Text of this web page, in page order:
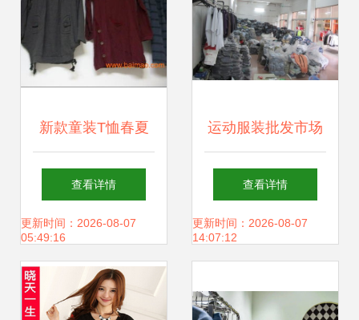
新款童装T恤春夏
热销 外贸库存批发
价格与厂家选择指
南
查看详情
更新时间：2026-08-07
05:49:16
运动服装批发市场
的个体经营之道 以
杨涛的经验为例
查看详情
更新时间：2026-08-07
14:07:12